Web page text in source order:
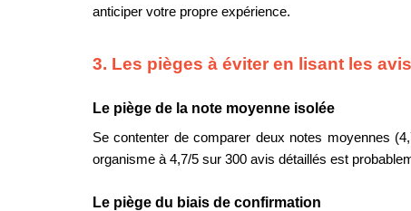
anticiper votre propre expérience.
3. Les pièges à éviter en lisant les
Le piège de la note moyenne isolée
Se contenter de comparer deux notes moyennes
organisme à 4,7/5 sur 300 avis détaillés est
Le piège du biais de confirmation